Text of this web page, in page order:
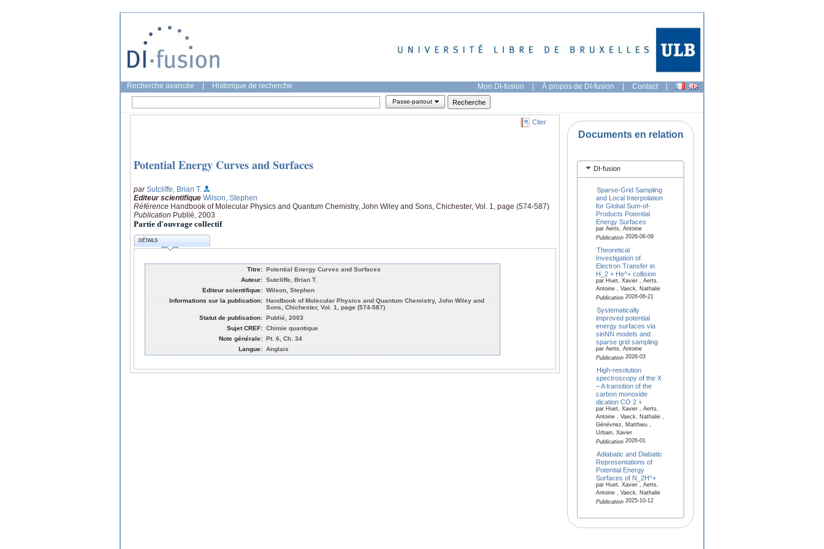
Recherche avancée Historique de recherche Mon DI-fusion | À propos de DI-fusion | Contact |
Passe-partout
Citer
Potential Energy Curves and Surfaces
parSutcliffe, Brian T.
Editeur scientifique Wilson, Stephen
Référence Handbook of Molecular Physics and Quantum Chemistry, John Wiley and Sons, Chichester, Vol. 1, page (574-587)
Publication Publié, 2003
Partie d'ouvrage collectif
DÉTAILS
Titre: Potential Energy Curves and Surfaces
Auteur: Sutcliffe, Brian T.
Editeur scientifique: Wilson, Stephen
Informations sur la publication: Handbook of Molecular Physics and Quantum Chemistry, John Wiley and
Sons, Chichester, Vol. 1, page (574-587)
Statut de publication: Publié, 2003
Sujet CREF: Chimie quantique
Note générale: Pt. 6, Ch. 34
Langue: Anglais
Documents en relation
DI-fusion
Sparse-Grid Sampling
and Local Interpolation
for Global Sum-of-
Products Potential
Energy Surfaces
par Aerts, Antoine
Publication2026-06-09
Theoretical
Investigation of
Electron Transfer in
H_2 + He^+ collision
par Huet, Xavier , Aerts,
Antoine , Vaeck, Nathalie
Publication2026-06-21
Systematically
improved potential
energy surfaces via
sinNN models and
sparse grid sampling
par Aerts, Antoine
Publication2026-03
High-resolution
spectroscopy of the X
– A transition of the
carbon monoxide
dication CO 2 +
par Huet, Xavier , Aerts,
Antoine , Vaeck, Nathalie ,
Génévriez, Matthieu ,
Urbain, Xavier
Publication2026-01
Adiabatic and Diabatic
Representations of
Potential Energy
Surfaces of N_2H^+
par Huet, Xavier , Aerts,
Antoine , Vaeck, Nathalie
Publication2025-10-12